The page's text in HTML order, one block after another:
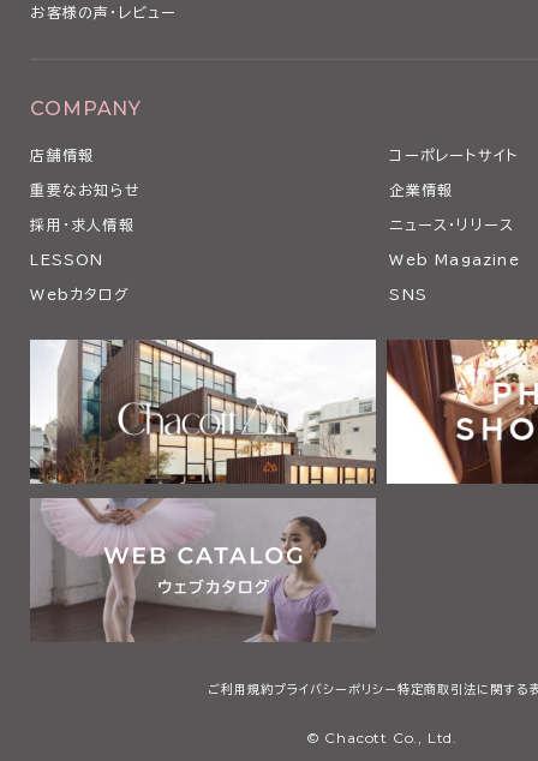
お客様の声・レビュー
COMPANY
店舗情報 コーポレートサイト
重要なお知らせ 企業情報
採用・求人情報 ニュース・リリース
LESSON Web Magazine
Webカタログ SNS
ご利用規約プライバシーポリシー 特定商取引法に関する
© Chacott Co., Ltd.